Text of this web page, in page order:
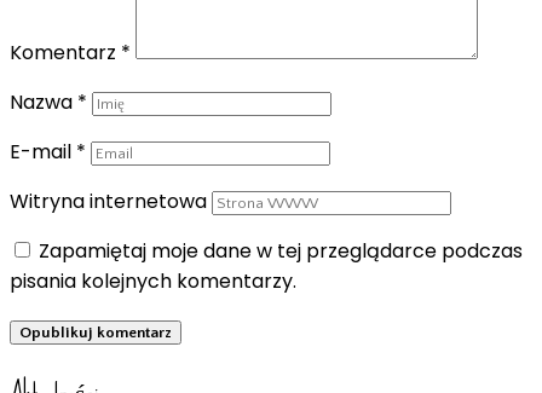
Komentarz *
Nazwa *
E-mail *
Witryna internetowa
Zapamiętaj moje dane w tej przeglądarce podczas
pisania kolejnych komentarzy.